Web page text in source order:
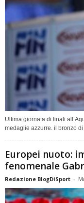
Ultima giornata di finali
medaglie azzurre. il bronzo
Europei nuoto:
fenomenale
Redazione BlogDiSport -